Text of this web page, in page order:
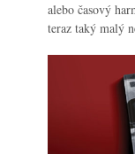
alebo časový
teraz taký malý